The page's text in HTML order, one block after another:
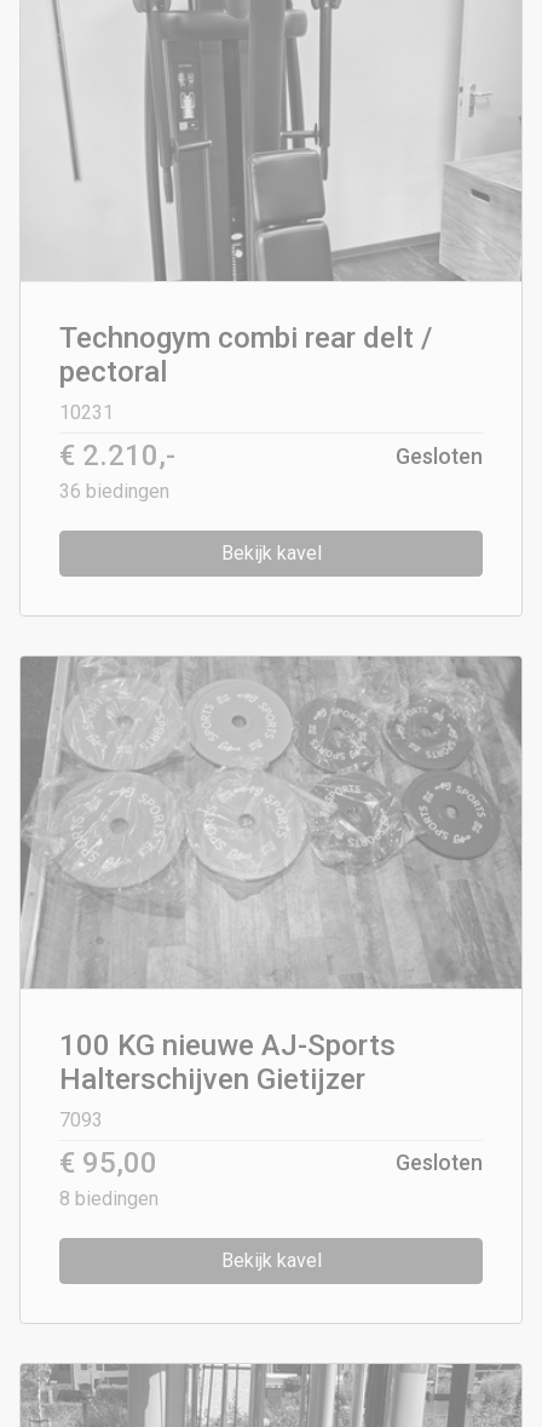
Technogym combi rear delt /
pectoral
10231
€ 2.210,-
36 biedingen
Gesloten
Bekijk kavel
100 KG nieuwe AJ-Sports
Halterschijven Gietijzer
7093
€ 95,00
8 biedingen
Gesloten
Bekijk kavel